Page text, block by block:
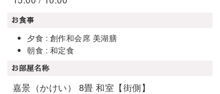
お食事
夕食 : 創作和会席 美湖膳
朝食 : 和定食
お部屋名称
嘉景（かけい） 8畳 和室【街側】